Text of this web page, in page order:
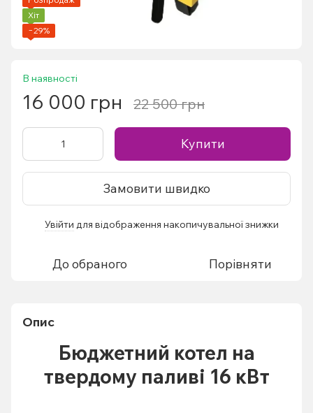
Хіт
−29%
В наявності
16 000 грн 22 500 грн
Купити
Замовити швидко
Увійти для відображення накопичувальної знижки
До обраного Порівняти
Опис
Бюджетний котел на
твердому паливі 16 кВт